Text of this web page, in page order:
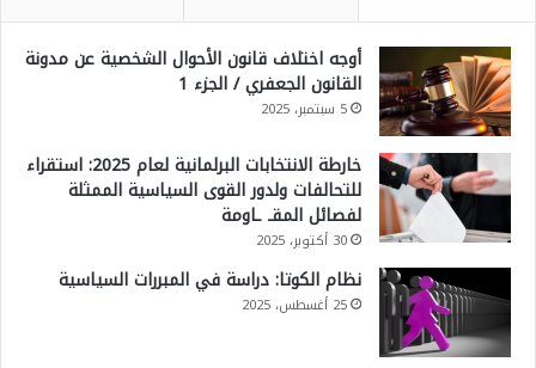
أوجه اختلاف قانون الأحوال الشخصية عن مدونة
القانون الجعفري / الجزء 1
5 سبتمبر، 2025
خارطة الانتخابات البرلمانية لعام 2025: استقراء
للتحالفات ولدور القوى السياسية الممثلة
لفصائل المقـ ـاومة
30 أكتوبر، 2025
نظام الكوتا: دراسة في المبررات السياسية
25 أغسطس، 2025